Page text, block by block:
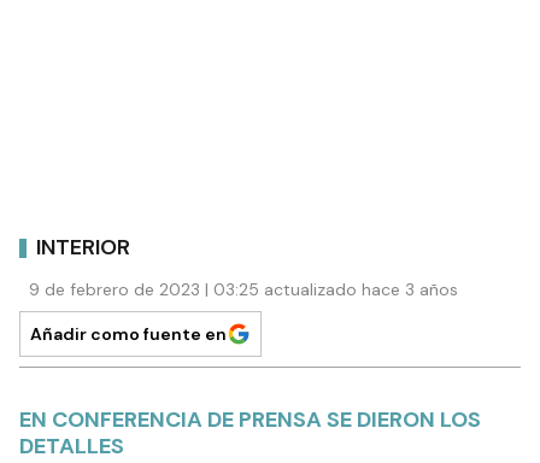
INTERIOR
9 de febrero de 2023 | 03:25 actualizado hace 3 años
Añadir como fuente en
EN CONFERENCIA DE PRENSA SE DIERON LOS
DETALLES